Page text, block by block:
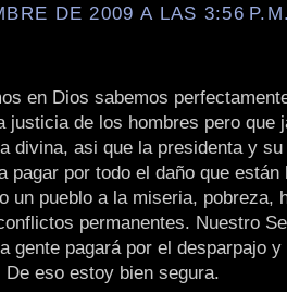
DE 2009 A LAS 3:56
en Dios sabemos
justicia de los hombres pero que
divina, asi que la presidenta y
pagar por todo el daño que están
un pueblo a la miseria, pobreza,
permanentes. Nuestro
gente pagará por el desparpajo
De eso estoy bien segura.